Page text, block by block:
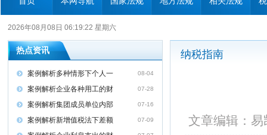
2026年08月08日 06:19:23 星期六
热点资讯
案例解析多种情形下个人一 08-04
案例解析企业各种用工的财 07-28
案例解析集团成员单位内部 07-16
案例解析新增值税法下差额 07-09
纳税指南
文章编辑